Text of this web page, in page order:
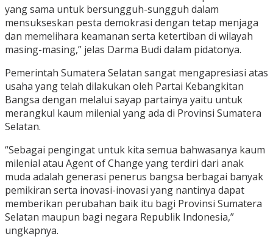
yang sama untuk bersungguh-sungguh dalam
mensukseskan pesta demokrasi dengan tetap menjaga
dan memelihara keamanan serta ketertiban di wilayah
masing-masing,” jelas Darma Budi dalam pidatonya.
Pemerintah Sumatera Selatan sangat mengapresiasi atas
usaha yang telah dilakukan oleh Partai Kebangkitan
Bangsa dengan melalui sayap partainya yaitu untuk
merangkul kaum milenial yang ada di Provinsi Sumatera
Selatan.
“Sebagai pengingat untuk kita semua bahwasanya kaum
milenial atau Agent of Change yang terdiri dari anak
muda adalah generasi penerus bangsa berbagai banyak
pemikiran serta inovasi-inovasi yang nantinya dapat
memberikan perubahan baik itu bagi Provinsi Sumatera
Selatan maupun bagi negara Republik Indonesia,”
ungkapnya.